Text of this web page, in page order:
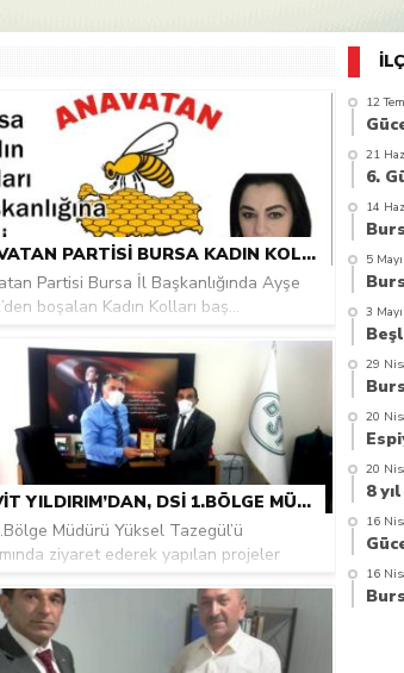
ANAVATAN PARTISI BURSA KADIN KOLLARINA YENI ATAMA
Partisi Bursa İl Başkanlığında Ayşe
boşalan Kadın Kolları baş...
ECEVIT YILDIRIM’DAN, DSİ 1.BÖLGE MÜDÜRÜ YÜKSEL TAZEGÜL’E ZIYARET
Müdürü Yüksel Tazegül’ü
ziyaret ederek yapılan projeler
12
21
14
5
3
29
20
20
16
16